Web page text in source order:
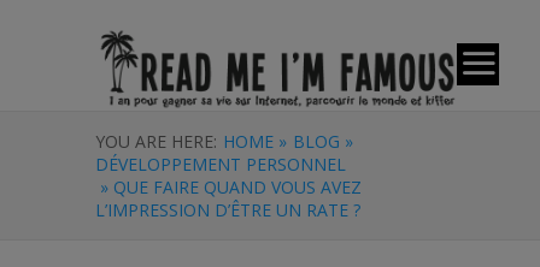
YOU ARE HERE: HOME » BLOG »
DÉVELOPPEMENT PERSONNEL
» QUE FAIRE QUAND VOUS AVEZ
L’IMPRESSION D’ÊTRE UN RATE ?